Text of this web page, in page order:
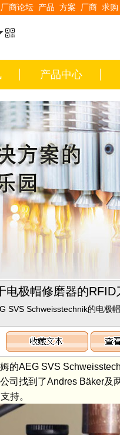
厂商论坛 产品 方案 厂商 求购
产品中心
电极帽修磨器的
SVS Schweisstechnik的电极
的AEG SVS
司找到了Andres Bäker
持。